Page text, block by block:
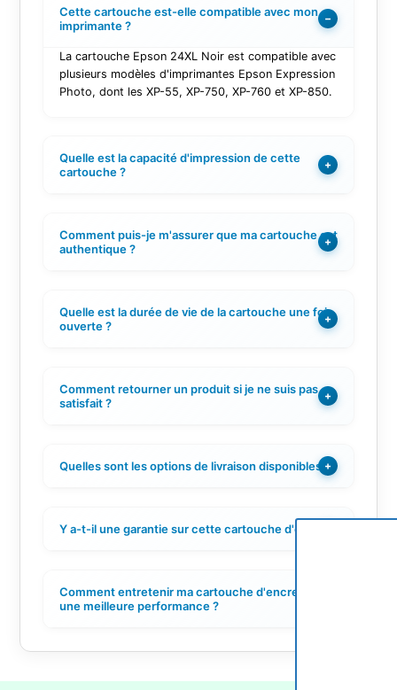
Cette cartouche est-elle compatible avec mon
imprimante ?
−
La cartouche Epson 24XL Noir est compatible avec
plusieurs modèles d'imprimantes Epson Expression
Photo, dont les XP-55, XP-750, XP-760 et XP-850.
Quelle est la capacité d'impression de cette
cartouche ?
+
Comment puis-je m'assurer que ma cartouche est
authentique ?
+
Quelle est la durée de vie de la cartouche une fois
ouverte ?
+
Comment retourner un produit si je ne suis pas
satisfait ?
+
Quelles sont les options de livraison disponibles ?
+
Y a-t-il une garantie sur cette cartouche d'encre ?
Comment entretenir ma cartouche d'encre pour
une meilleure performance ?